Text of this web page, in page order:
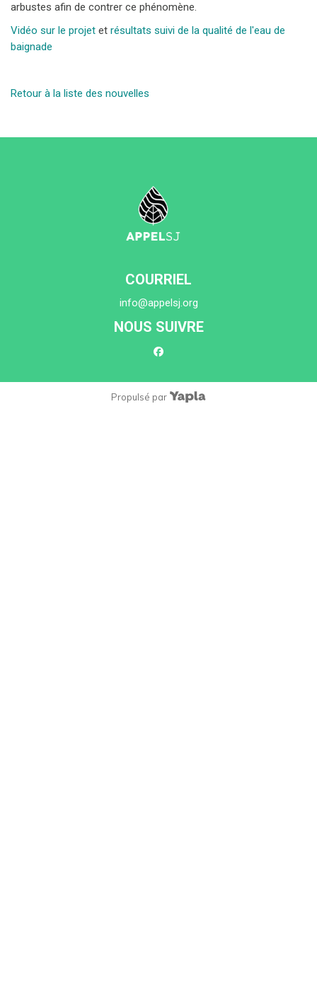
arbustes afin de contrer ce phénomène.
Vidéo sur le projet et résultats suivi de la qualité de l'eau de
baignade
Retour à la liste des nouvelles
COURRIEL
info@appelsj.org
NOUS SUIVRE
facebook
Propulsé par